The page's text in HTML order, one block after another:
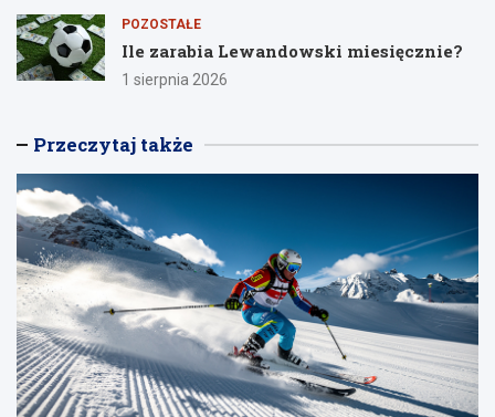
POZOSTAŁE
Ile zarabia Lewandowski miesięcznie?
1 sierpnia 2026
Przeczytaj także